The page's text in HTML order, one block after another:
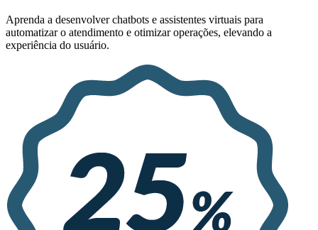
Aprenda a desenvolver chatbots e assistentes virtuais para
automatizar o atendimento e otimizar operações, elevando a
experiência do usuário.